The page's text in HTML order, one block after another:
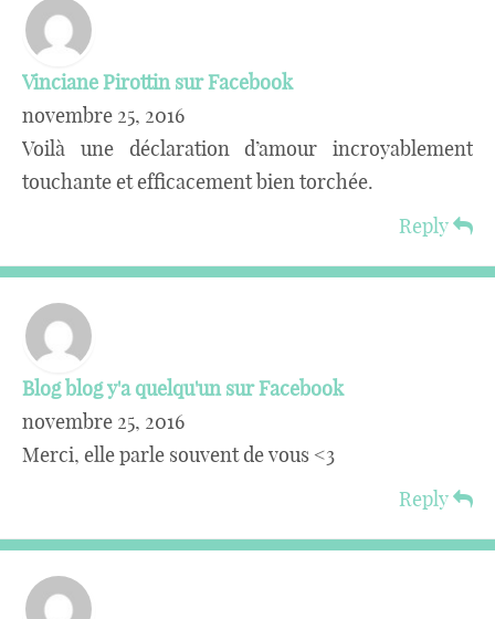
Vinciane Pirottin sur Facebook
novembre 25, 2016
Voilà une déclaration d’amour incroyablement
touchante et efficacement bien torchée.
Reply
Blog blog y'a quelqu'un sur Facebook
novembre 25, 2016
Merci, elle parle souvent de vous <3
Reply